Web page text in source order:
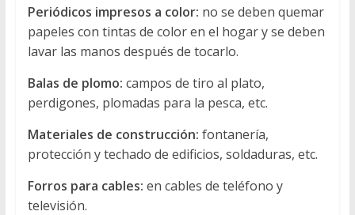
Periódicos impresos a color: no se deben quemar
papeles con tintas de color en el hogar y se deben
lavar las manos después de tocarlo.
Balas de plomo: campos de tiro al plato,
perdigones, plomadas para la pesca, etc.
Materiales de construcción: fontanería,
protección y techado de edificios, soldaduras, etc.
Forros para cables: en cables de teléfono y
televisión.